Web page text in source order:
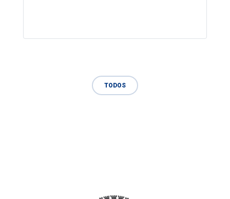
TODOS